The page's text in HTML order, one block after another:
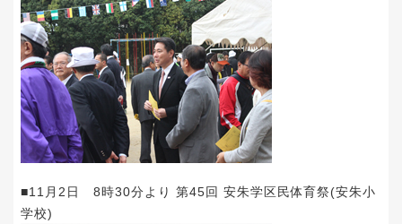
■11月2日 8時30分より 第45回 安朱学区民体育祭(安朱小
学校)